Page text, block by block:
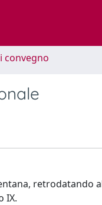
convegno
retrodatando
IX.